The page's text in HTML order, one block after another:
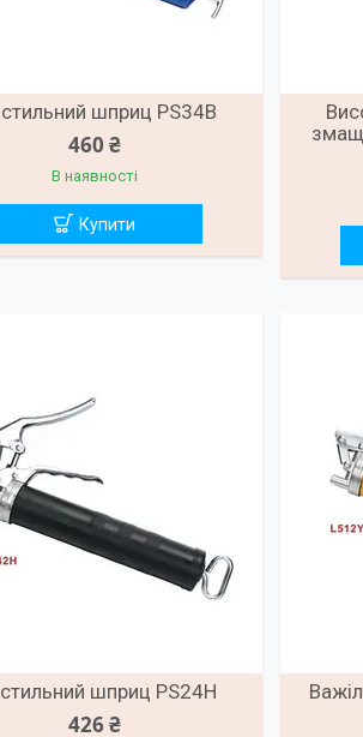
шприц PS34B
460 ₴
В наявності
Купити
шприц PS24H
426 ₴